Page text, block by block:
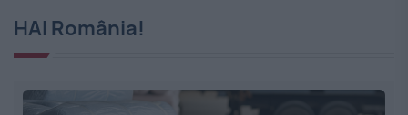
HAI România!